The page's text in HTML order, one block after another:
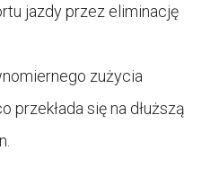
jazdy przez eliminację
zużycia
przekłada się na dłuższą